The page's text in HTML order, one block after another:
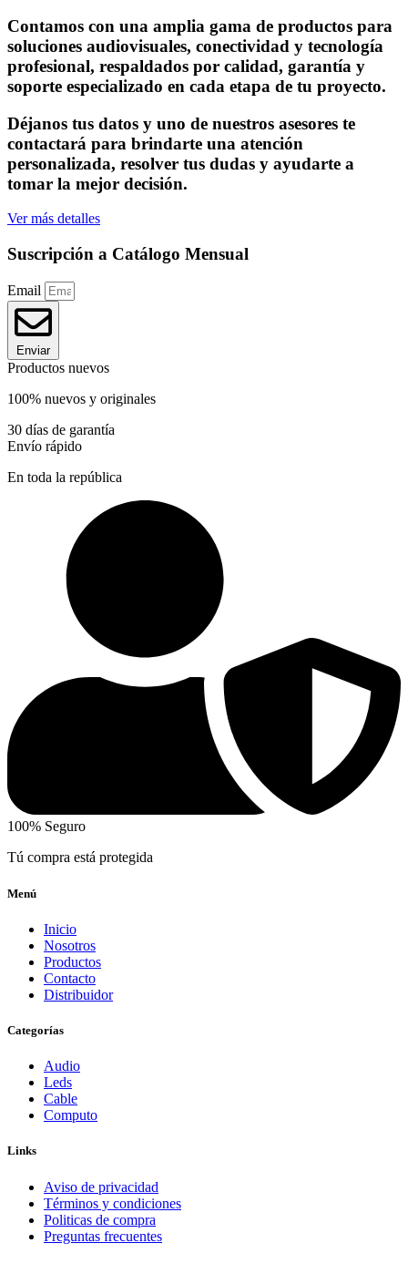
Contamos con una amplia gama de productos para
soluciones audiovisuales, conectividad y tecnología
profesional, respaldados por calidad, garantía y
soporte especializado en cada etapa de tu proyecto.
Déjanos tus datos y uno de nuestros asesores te
contactará para brindarte una atención
personalizada, resolver tus dudas y ayudarte a
tomar la mejor decisión.
Ver más detalles
Suscripción a Catálogo Mensual
Email
Enviar
Productos nuevos
100% nuevos y originales
30 días de garantía
Envío rápido
En toda la república
100% Seguro
Tú compra está protegida
Menú
Inicio
Nosotros
Productos
Contacto
Distribuidor
Categorías
Audio
Leds
Cable
Computo
Links
Aviso de privacidad
Términos y condiciones
Politicas de compra
Preguntas frecuentes